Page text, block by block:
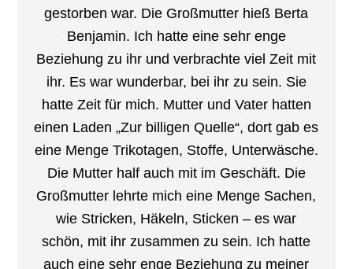
gestorben war. Die Großmutter hieß Berta
Benjamin. Ich hatte eine sehr enge
Beziehung zu ihr und verbrachte viel Zeit mit
ihr. Es war wunderbar, bei ihr zu sein. Sie
hatte Zeit für mich. Mutter und Vater hatten
einen Laden „Zur billigen Quelle“, dort gab es
eine Menge Trikotagen, Stoffe, Unterwäsche.
Die Mutter half auch mit im Geschäft. Die
Großmutter lehrte mich eine Menge Sachen,
wie Stricken, Häkeln, Sticken – es war
schön, mit ihr zusammen zu sein. Ich hatte
auch eine sehr enge Beziehung zu meiner